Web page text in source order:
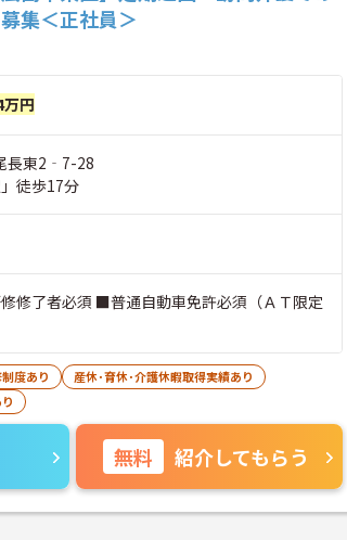
集＜正社員＞
円
長東2‐7-28
徒歩17分
修了者必須 ■普通自動車免許必須（ＡＴ限定
度あり
産休･育休･介護休暇取得実績あり
無料 紹介してもらう